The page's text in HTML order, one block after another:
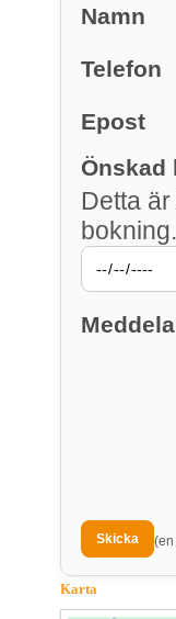
Namn
Telefon
Epost
Önskad
Detta
bokning.
(en
Karta